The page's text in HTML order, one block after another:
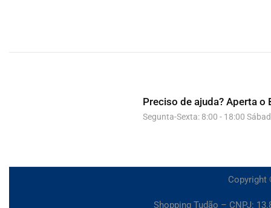
Preciso de ajuda? Aperta o
Segunta-Sexta: 8:00 - 18:00
Copyright
Shopping Tudão – CNPJ: